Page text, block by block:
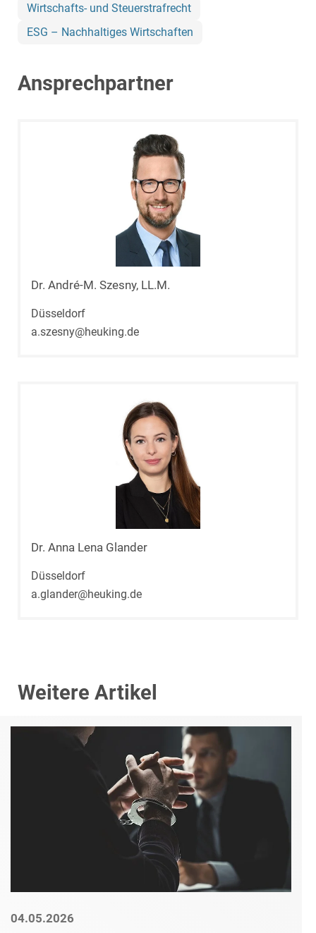
Wirtschafts- und Steuerstrafrecht
ESG – Nachhaltiges Wirtschaften
Ansprechpartner
Dr. André-M. Szesny, LL.M.
Düsseldorf
a.szesny@heuking.de
Dr. Anna Lena Glander
Düsseldorf
a.glander@heuking.de
Weitere Artikel
04.05.2026